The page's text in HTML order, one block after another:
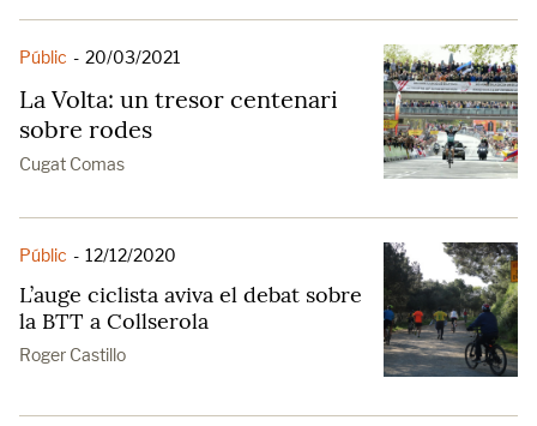
Públic - 20/03/2021
La Volta: un tresor centenari
sobre rodes
Cugat Comas
Públic - 12/12/2020
L’auge ciclista aviva el debat sobre
la BTT a Collserola
Roger Castillo